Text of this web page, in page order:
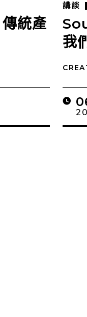
統產
講談
我
談